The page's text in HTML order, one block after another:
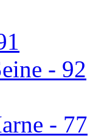
- 92
- 77